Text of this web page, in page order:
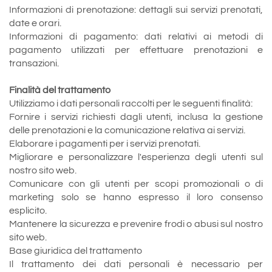
Informazioni di prenotazione: dettagli sui servizi prenotati,
date e orari.
Informazioni di pagamento: dati relativi ai metodi di
pagamento utilizzati per effettuare prenotazioni e
transazioni.
Finalità del trattamento
Utilizziamo i dati personali raccolti per le seguenti finalità:
Fornire i servizi richiesti dagli utenti, inclusa la gestione
delle prenotazioni e la comunicazione relativa ai servizi.
Elaborare i pagamenti per i servizi prenotati.
Migliorare e personalizzare l'esperienza degli utenti sul
nostro sito web.
Comunicare con gli utenti per scopi promozionali o di
marketing solo se hanno espresso il loro consenso
esplicito.
Mantenere la sicurezza e prevenire frodi o abusi sul nostro
sito web.
Base giuridica del trattamento
Il trattamento dei dati personali è necessario per